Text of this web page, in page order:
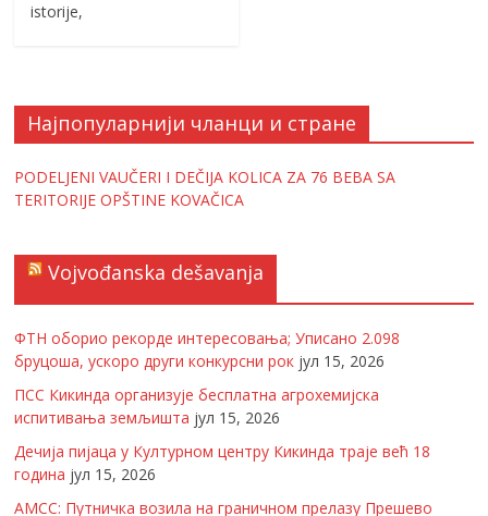
istorije,
Најпопуларнији чланци и стране
PODELJENI VAUČERI I DEČIJA KOLICA ZA 76 BEBA SA
TERITORIJE OPŠTINE KOVAČICA
Vojvođanska dešavanja
ФТН оборио рекорде интересовања; Уписано 2.098
бруцоша, ускоро други конкурсни рок јул 15, 2026
ПСС Кикинда организује бесплатна агрохемијска
испитивања земљишта јул 15, 2026
Дечија пијаца у Културном центру Кикинда траје већ 18
година јул 15, 2026
АМСС: Путничка возила на граничном прелазу Прешево